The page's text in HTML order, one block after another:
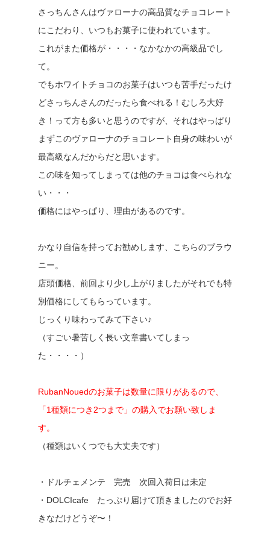
さっちんさんはヴァローナの高品質なチョコレート
にこだわり、いつもお菓子に使われています。
これがまた価格が・・・・なかなかの高級品でし
て。
でもホワイトチョコのお菓子はいつも苦手だったけ
どさっちんさんのだったら食べれる！むしろ大好
き！って方も多いと思うのですが、それはやっぱり
まずこのヴァローナのチョコレート自身の味わいが
最高級なんだからだと思います。
この味を知ってしまっては他のチョコは食べられな
い・・・
価格にはやっぱり、理由があるのです。
かなり自信を持ってお勧めします、こちらのブラウ
ニー。
店頭価格、前回より少し上がりましたがそれでも特
別価格にしてもらっています。
じっくり味わってみて下さい♪
（すごい暑苦しく長い文章書いてしまっ
た・・・・）
RubanNouedのお菓子は数量に限りがあるので、
「1種類につき2つまで」の購入でお願い致しま
す。
（種類はいくつでも大丈夫です）
・ドルチェメンテ 完売 次回入荷日は未定
・DOLCIcafe たっぷり届けて頂きましたのでお好
きなだけどうぞ〜！